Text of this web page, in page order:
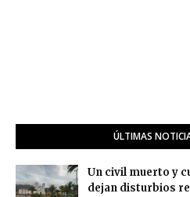
ÚLTIMAS
Un civil muerto y
dejan disturbios